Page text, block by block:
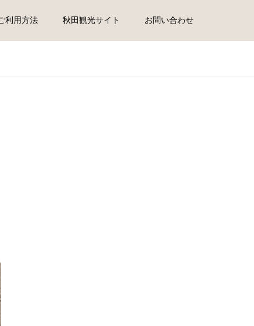
利用方法 秋田観光サイト お問い合わせ